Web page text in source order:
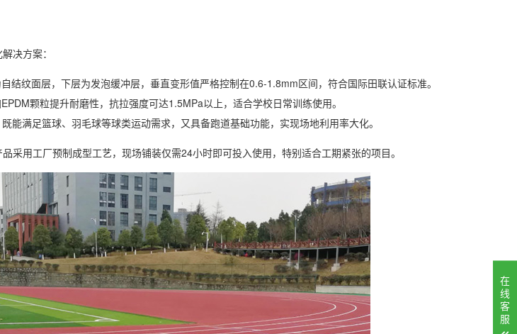
决方案：
结纹面层，下层为发泡缓冲层，垂直变形值严格控制在0.6-1.8mm区间，符合国际田联认证标准。
颗粒提升耐磨性，抗拉强度可达1.5MPa以上，适合学校日常训练使用。
能满足篮球、羽毛球等球类运动需求，又具备跑道基础功能，实现场地利用率大化。
采用工厂预制成型工艺，现场铺装仅需24小时即可投入使用，特别适合工期紧张的项目。
在
线
客
服